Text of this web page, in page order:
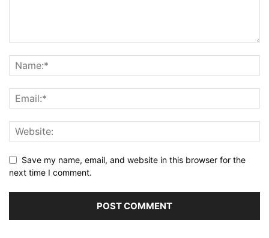
Save my name, email, and website in this browser for the
next time I comment.